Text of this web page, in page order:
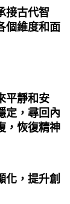
接古代智
個維度和面
平靜和安
定，尋回內
，恢復精神
化，提升創